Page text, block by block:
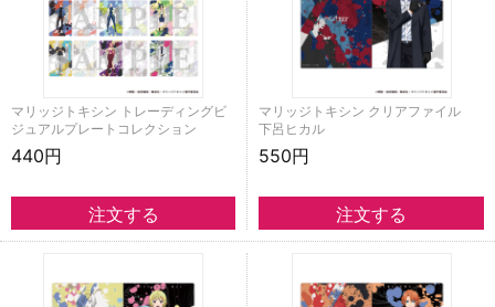
マリッジトキシン トレーディングビ
ジュアルプレートコレクション
440円
マリッジトキシン クリアファイル
下呂ヒカル
550円